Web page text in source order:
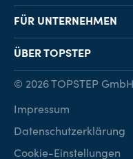
Job-Finder
Karriereberatung
FÜR UNTERNEHMEN
Personalvermittlung
Personalsuche
ÜBER TOPSTEP
Kontakt
© 2026 TOPSTEP GmbH
Impressum
Datenschutzerklärung
Cookie-Einstellungen